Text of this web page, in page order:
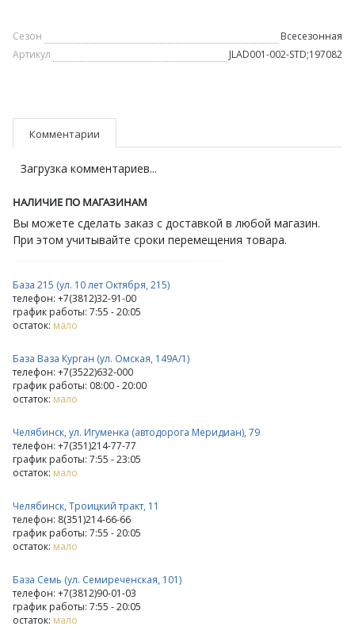
Сезон
Всесезонная
Артикул
JLAD001-002-STD;197082
Комментарии
Загрузка комментариев...
НАЛИЧИЕ ПО МАГАЗИНАМ
Вы можете сделать заказ с доставкой в любой магазин.
При этом учитывайте сроки перемещения товара.
База 215 (ул. 10 лет Октября, 215)
телефон: +7(3812)32-91-00
график работы: 7:55 - 20:05
остаток: мало
База Ваза Курган (ул. Омская, 149А/1)
телефон: +7(3522)632-000
график работы: 08:00 - 20:00
остаток: мало
Челябинск, ул. Игуменка (автодорога Меридиан), 79
телефон: +7(351)214-77-77
график работы: 7:55 - 23:05
остаток: мало
Челябинск, Троицкий тракт, 11
телефон: 8(351)214-66-66
график работы: 7:55 - 20:05
остаток: мало
База Семь (ул. Семиреченская, 101)
телефон: +7(3812)90-01-03
график работы: 7:55 - 20:05
остаток: мало